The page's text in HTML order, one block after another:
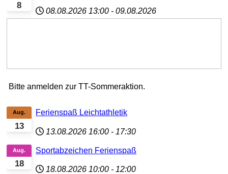
8
08.08.2026 13:00 - 09.08.2026
Bitte anmelden zur TT-Sommeraktion.
13
Aug. Ferienspaß Leichtathletik
13.08.2026 16:00 - 17:30
18
Aug. Sportabzeichen Ferienspaß
18.08.2026 10:00 - 12:00